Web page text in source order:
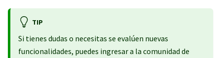
TIP
Si tienes dudas o necesitas se evalúen nuevas
funcionalidades, puedes ingresar a la comunidad de